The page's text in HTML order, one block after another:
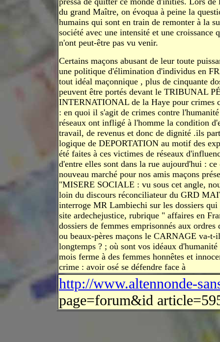
du grand Maître, on évoqua à peine la
humains qui sont en train de remonter à la
société avec une intensité et une croissance
n'ont peut-être pas vu venir.
Certains maçons abusant de leur toute
une politique d'élimination d'individus en
tout idéal maçonnique , plus de cinquante
peuvent être portés devant le TRIBUNAL
INTERNATIONAL de la Haye pour crimes
: en quoi il s'agit de crimes contre
réseaux ont infligé à l'homme la condition
travail, de revenus et donc de dignité .ils
logique de DEPORTATION au motif des
été faites à ces victimes de réseaux
d'entre elles sont dans la rue aujourd'hui : ce
nouveau marché pour nos amis maçons
"MISERE SOCIALE : vu sous cet angle,
loin du discours réconciliateur du GRD
interroge MR Lambiechi sur les dossiers
site ardechejustice, rubrique " affaires en
dossiers de femmes emprisonnés aux ordres
ou beaux-pères maçons le CARNAGE va-t-
longtemps ? ; où sont vos idéaux
mois ferme à des femmes honnêtes et
crime : avoir osé se défendre face à
http://www.altennonde-
page=forum&id